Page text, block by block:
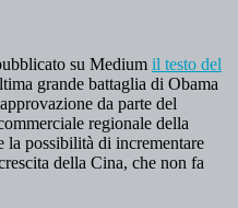
su Medium il testo del
grande battaglia di Obama
da parte del
regionale della
la possibilità di incrementare
della Cina, che non fa